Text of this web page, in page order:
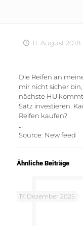
11. August 2018
Die Reifen an
mir nicht sicher
nächste HU
Satz investieren.
Reifen kaufen?
Source: New feed
Ähnliche Beiträge
17. Dezember 2025